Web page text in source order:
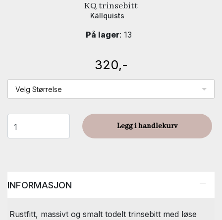
KQ trinsebitt
Källquists
På lager: 13
320,-
Velg Størrelse
Legg i handlekurv
INFORMASJON
Rustfitt, massivt og smalt todelt trinsebitt med løse